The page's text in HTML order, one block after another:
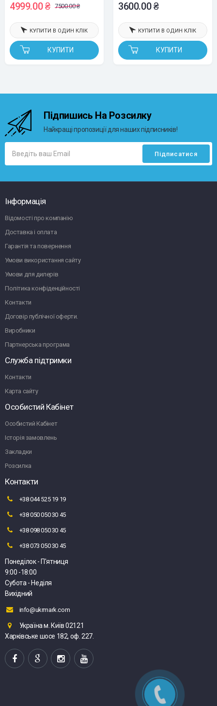
4999.00 ₴ 7500.00 ₴
КУПИТИ
КУПИТИ В ОДИН КЛІК
3600.00 ₴
КУПИТИ
КУПИТИ В ОДИН КЛІК
Підпишись На Розсилку
Найкращі пропозиції для наших підписників!
Інформація
Відомості про компанію
Доставка і оплата
Гарантія та повернення
Умови використання сайту
Умови для дилерів
Політика конфіденційності
Контакти
Договір публічної оферти.
Виробники
Партнерська програма
Служба підтримки
Контакти
Карта сайту
Особистий Кабінет
Особистий Кабінет
Історія замовлень
Закладки
Розсилка
Контакти
+38 044 525 19 19
+38 050 050 30 45
+38 098 050 30 45
+38 073 050 30 45
Понеділок - П'ятниця
9:00 -18:00
Субота - Неділя
Вихідний
info@ukrmark.com
Україна м. Київ 02121
Харківське шосе 182, оф. 227.